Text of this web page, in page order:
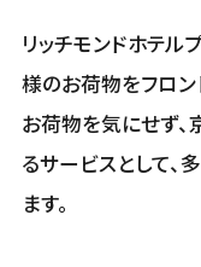
リッチモンドホテル
様のお荷物をフロン
お荷物を気にせず
るサービスとして、
ます。